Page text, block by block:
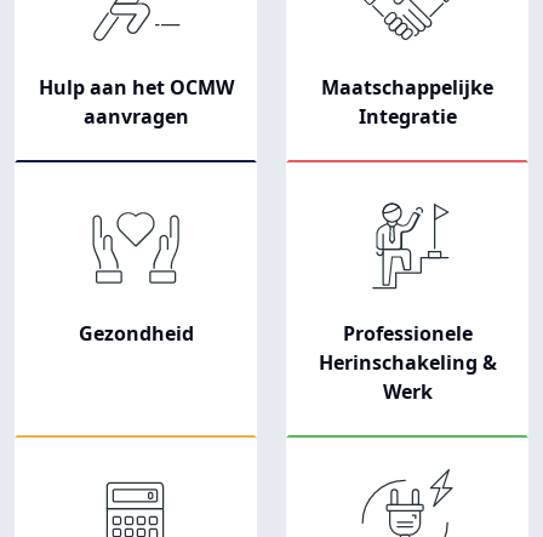
Hulp aan het OCMW
aanvragen
Maatschappelijke
Integratie
Gezondheid
Professionele
Herinschakeling &
Werk